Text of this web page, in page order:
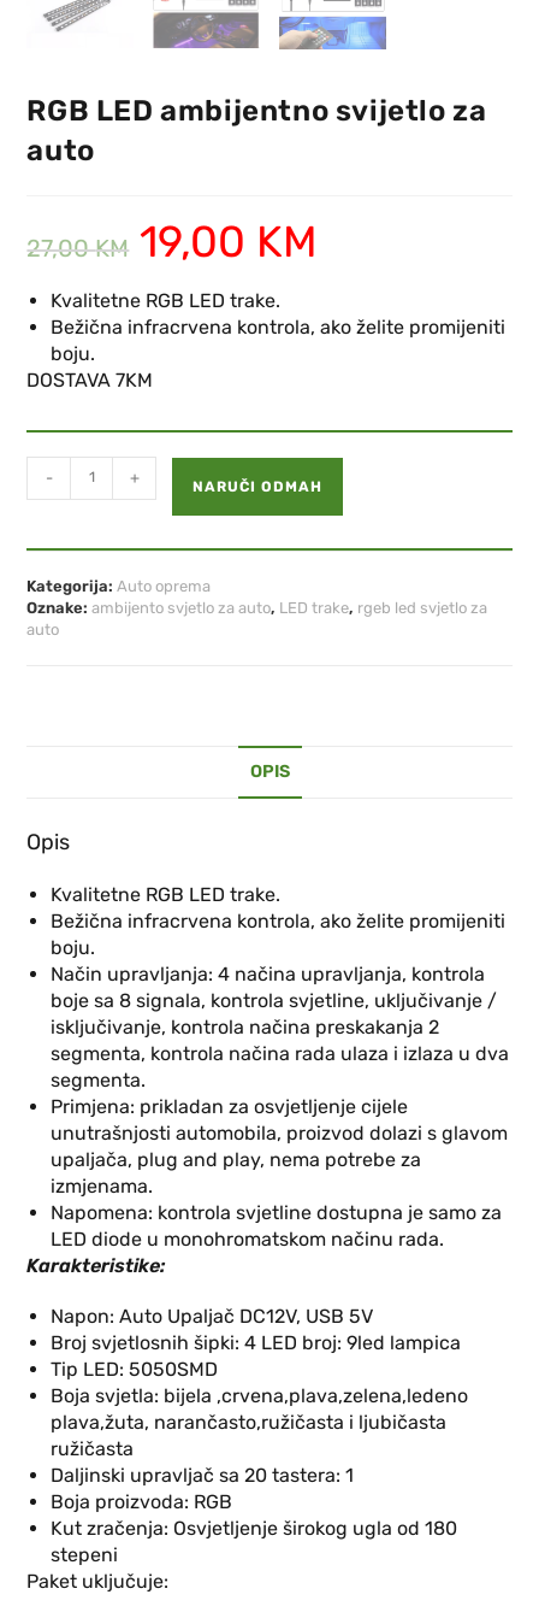
RGB LED ambijentno svijetlo za
auto
27,00KM 19,00 KM
Kvalitetne RGB LED trake.
Bežična infracrvena kontrola, ako želite promijeniti
boju.
DOSTAVA 7KM
- + NARUČI ODMAH
Kategorija:Auto oprema
Oznake:ambijento svjetlo za auto, LED trake, rgeb led svjetlo za
auto
OPIS
Opis
Kvalitetne RGB LED trake.
Bežična infracrvena kontrola, ako želite promijeniti
boju.
Način upravljanja: 4 načina upravljanja, kontrola
boje sa 8 signala, kontrola svjetline, uključivanje /
isključivanje, kontrola načina preskakanja 2
segmenta, kontrola načina rada ulaza i izlaza u dva
segmenta.
Primjena: prikladan za osvjetljenje cijele
unutrašnjosti automobila, proizvod dolazi s glavom
upaljača, plug and play, nema potrebe za
izmjenama.
Napomena: kontrola svjetline dostupna je samo za
LED diode u monohromatskom načinu rada.
Karakteristike:
Napon: Auto Upaljač DC12V, USB 5V
Broj svjetlosnih šipki: 4 LED broj: 9led lampica
Tip LED: 5050SMD
Boja svjetla: bijela ,crvena,plava,zelena,ledeno
plava,žuta, narančasto,ružičasta i ljubičasta
ružičasta
Daljinski upravljač sa 20 tastera: 1
Boja proizvoda: RGB
Kut zračenja: Osvjetljenje širokog ugla od 180
stepeni
Paket uključuje: